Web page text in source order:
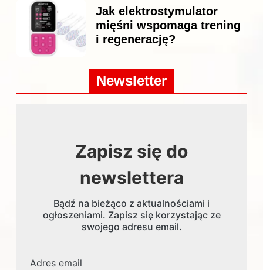
Jak elektrostymulator
mięśni wspomaga trening
i regenerację?
Newsletter
Zapisz się do
newslettera
Bądź na bieżąco z aktualnościami i
ogłoszeniami. Zapisz się korzystając ze
swojego adresu email.
Adres email